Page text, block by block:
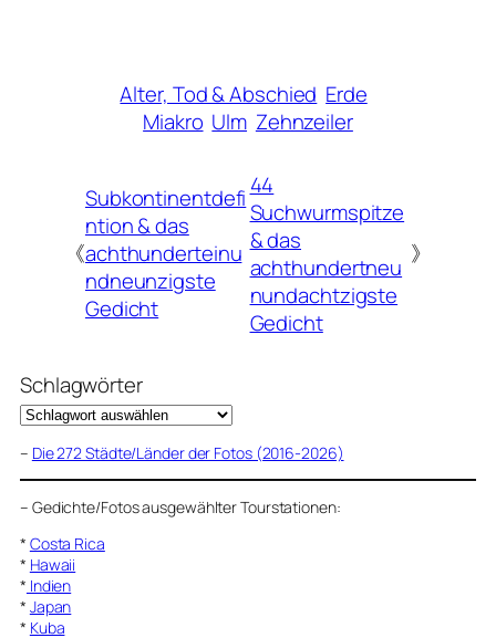
Alter, Tod & Abschied Erde
Miakro Ulm Zehnzeiler
《
Subkontinentdefi
ntion & das
achthunderteinu
ndneunzigste
Gedicht
44
Suchwurmspitze
& das
achthundertneu
nundachtzigste
Gedicht
》
Schlagwörter
– Die 272 Städte/Länder der Fotos (2016-2026)
– Gedichte/Fotos ausgewählter Tourstationen:
* Costa Rica
* Hawaii
* Indien
* Japan
* Kuba